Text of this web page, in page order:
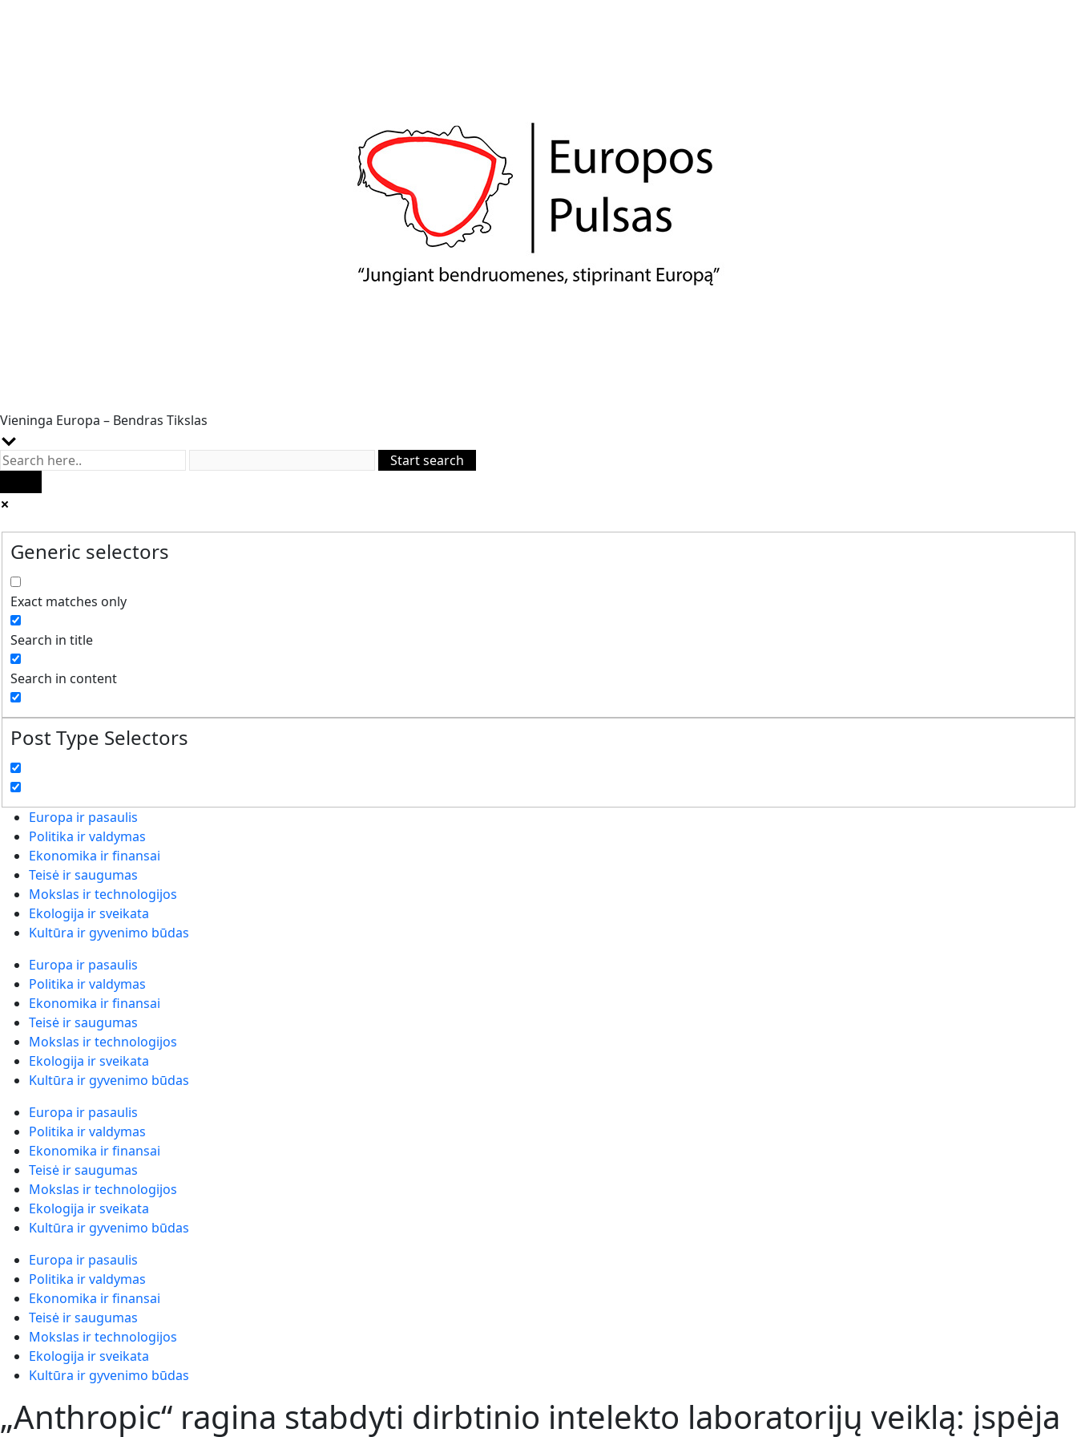
Vieninga Europa – Bendras Tikslas
Generic selectors
Exact matches only
Search in title
Search in content
Post Type Selectors
Europa ir pasaulis
Politika ir valdymas
Ekonomika ir finansai
Teisė ir saugumas
Mokslas ir technologijos
Ekologija ir sveikata
Kultūra ir gyvenimo būdas
Europa ir pasaulis
Politika ir valdymas
Ekonomika ir finansai
Teisė ir saugumas
Mokslas ir technologijos
Ekologija ir sveikata
Kultūra ir gyvenimo būdas
Europa ir pasaulis
Politika ir valdymas
Ekonomika ir finansai
Teisė ir saugumas
Mokslas ir technologijos
Ekologija ir sveikata
Kultūra ir gyvenimo būdas
Europa ir pasaulis
Politika ir valdymas
Ekonomika ir finansai
Teisė ir saugumas
Mokslas ir technologijos
Ekologija ir sveikata
Kultūra ir gyvenimo būdas
„Anthropic“ ragina stabdyti dirbtinio intelekto laboratorijų veiklą: įspėja